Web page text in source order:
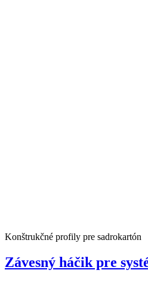
Konštrukčné profily pre sadrokartón
Závesný háčik pre